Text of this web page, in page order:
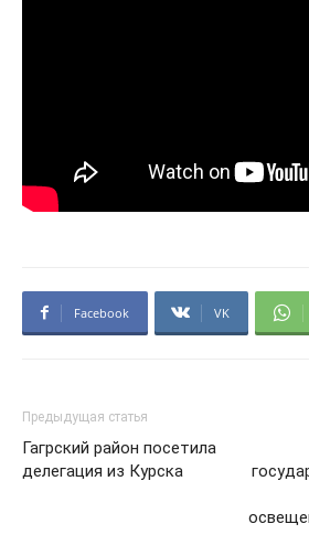
Facebook VK
Предыдущая статья
Гагрский район посетила
делегация из Курска